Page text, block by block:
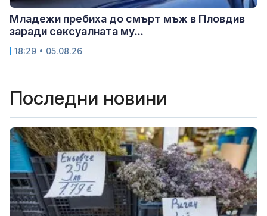
Младежи пребиха до смърт мъж в Пловдив
заради сексуалната му...
18:29 • 05.08.26
Последни новини